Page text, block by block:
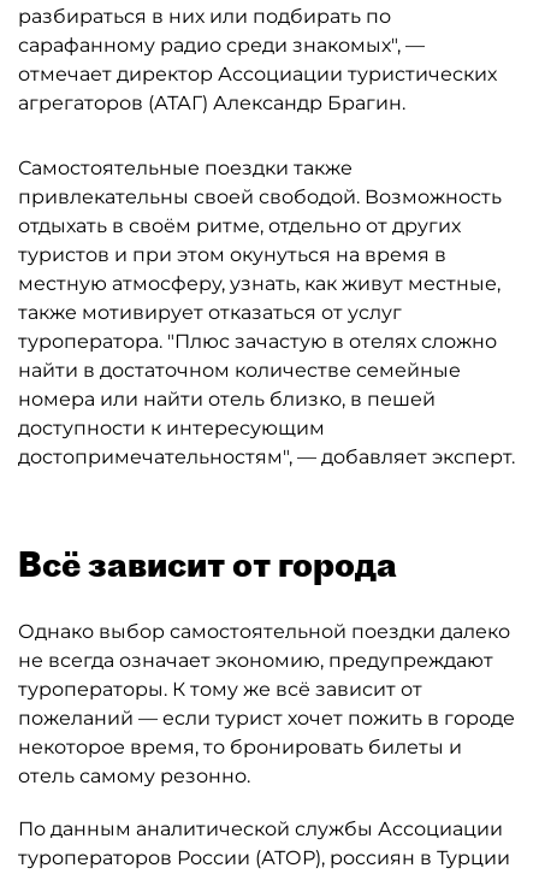
разбираться в них или подбирать по
сарафанному радио среди знакомых", —
отмечает директор Ассоциации туристических
агрегаторов (АТАГ) Александр Брагин.
Самостоятельные поездки также
привлекательны своей свободой. Возможность
отдыхать в своём ритме, отдельно от других
туристов и при этом окунуться на время в
местную атмосферу, узнать, как живут местные,
также мотивирует отказаться от услуг
туроператора. "Плюс зачастую в отелях сложно
найти в достаточном количестве семейные
номера или найти отель близко, в пешей
доступности к интересующим
достопримечательностям", — добавляет эксперт.
Всё зависит от города
Однако выбор самостоятельной поездки далеко
не всегда означает экономию, предупреждают
туроператоры. К тому же всё зависит от
пожеланий — если турист хочет пожить в городе
некоторое время, то бронировать билеты и
отель самому резонно.
По данным аналитической службы Ассоциации
туроператоров России (АТОР), россиян в Турции